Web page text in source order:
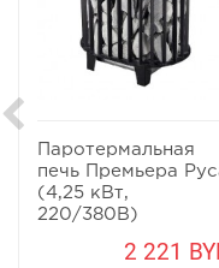
Паротермальная
печь Премьера
(4,25 кВт,
220/380В)
2 221